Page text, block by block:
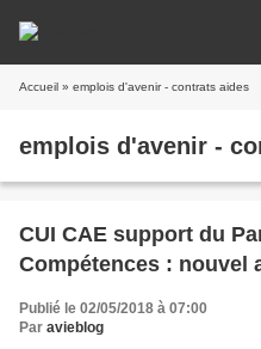
Accueil » emplois d'avenir - contrats aides
emplois d'avenir -
CUI CAE support du
Compétences : nouvel
Publié le 02/05/2018 à 07:00
Par avieblog